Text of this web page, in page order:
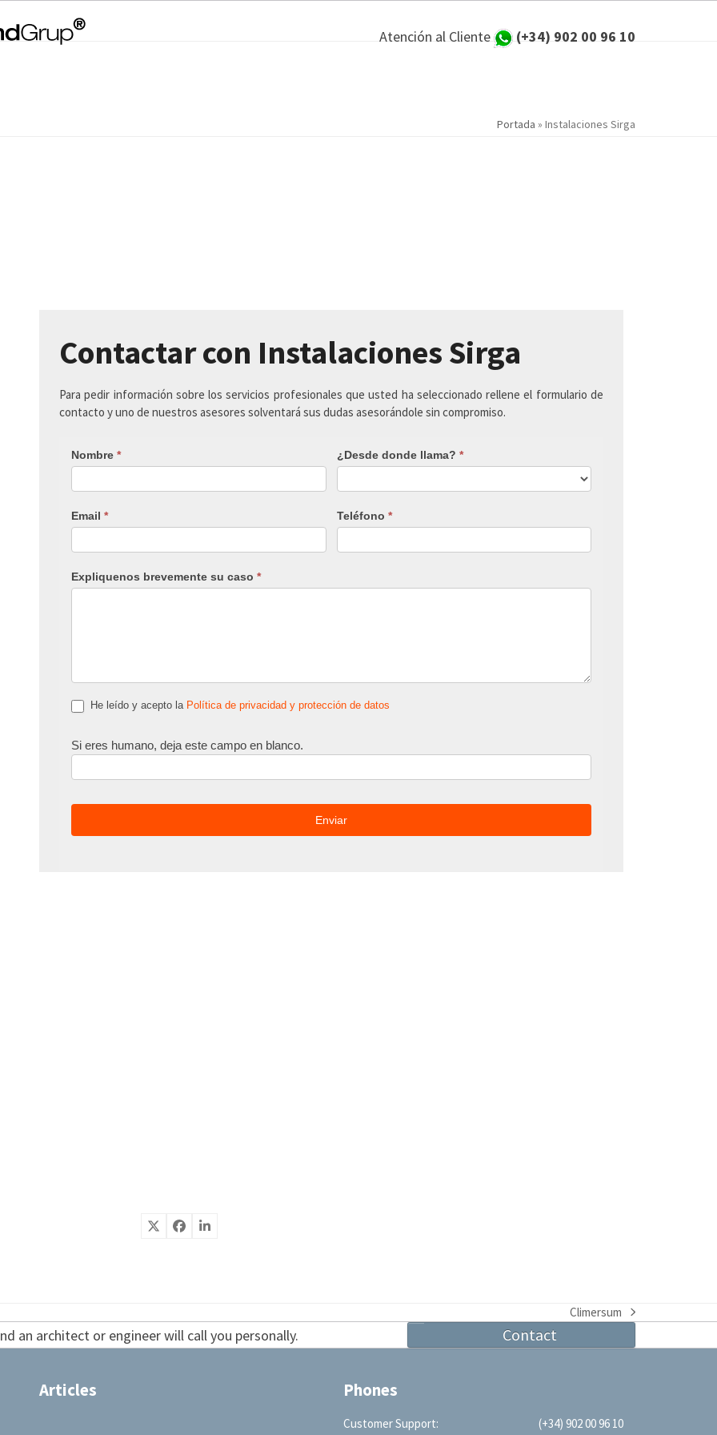
Atención al Cliente (+34) 902 00 96 10
Portada » Instalaciones Sirga
Contactar con Instalaciones Sirga
Para pedir información sobre los servicios profesionales que usted ha seleccionado rellene el formulario de
contacto y uno de nuestros asesores solventará sus dudas asesorándole sin compromiso.
Nombre * ¿Desde donde llama? *
Email * Teléfono *
Expliquenos brevemente su caso *
He leído y acepto la Política de privacidad y protección de datos
Si eres humano, deja este campo en blanco.
next
Climersum
an architect or engineer will call you personally. Contact
Articles Phones
Customer Support:
(+34) 902 00 96 10